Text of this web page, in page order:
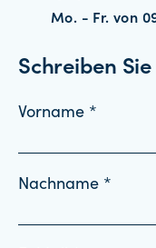
Mo. - Fr. von
Schreiben Sie
Vorname *
Nachname *